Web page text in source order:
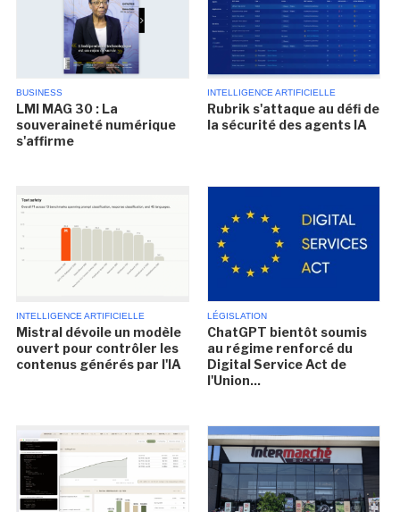
BUSINESS
LMI MAG 30 : La
souveraineté numérique
s'affirme
INTELLIGENCE ARTIFICIELLE
Rubrik s'attaque au défi de
la sécurité des agents IA
INTELLIGENCE ARTIFICIELLE
Mistral dévoile un modèle
ouvert pour contrôler les
contenus générés par l'IA
LÉGISLATION
ChatGPT bientôt soumis
au régime renforcé du
Digital Service Act de
l'Union...